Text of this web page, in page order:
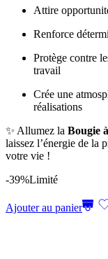
Attire
Renforce
Protège contre
travail
Crée une
réalisations
✨ Allumez la Bougie
laissez l’énergie de la
votre vie !
-39%Limité
Ajouter au panier